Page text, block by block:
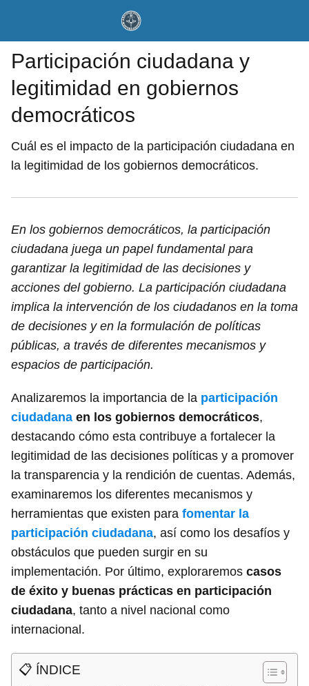
Participación ciudadana y
legitimidad en gobiernos
democráticos
Cuál es el impacto de la participación ciudadana en
la legitimidad de los gobiernos democráticos.
En los gobiernos democráticos, la participación
ciudadana juega un papel fundamental para
garantizar la legitimidad de las decisiones y
acciones del gobierno. La participación ciudadana
implica la intervención de los ciudadanos en la toma
de decisiones y en la formulación de políticas
públicas, a través de diferentes mecanismos y
espacios de participación.
Analizaremos la importancia de la participación
ciudadana en los gobiernos democráticos,
destacando cómo esta contribuye a fortalecer la
legitimidad de las decisiones políticas y a promover
la transparencia y la rendición de cuentas. Además,
examinaremos los diferentes mecanismos y
herramientas que existen para fomentar la
participación ciudadana, así como los desafíos y
obstáculos que pueden surgir en su
implementación. Por último, exploraremos casos
de éxito y buenas prácticas en participación
ciudadana, tanto a nivel nacional como
internacional.
📋 ÍNDICE